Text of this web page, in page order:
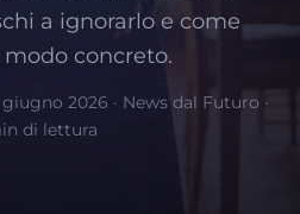
a ignorarlo e come
concreto.
2026 · News dal Futuro ·
di lettura